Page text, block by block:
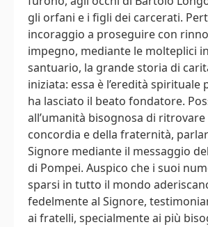
gli orfani e i figli dei carcerati.
incoraggio a proseguire con
impegno, mediante le molteplici
santuario, la grande storia di
iniziata: essa è l’eredità spirituale
ha lasciato il beato fondatore.
all’umanità bisognosa di ritrovare
concordia e della fraternità,
Signore mediante il messaggio
di Pompei. Auspico che i suoi
sparsi in tutto il mondo
fedelmente al Signore,
ai fratelli, specialmente ai più